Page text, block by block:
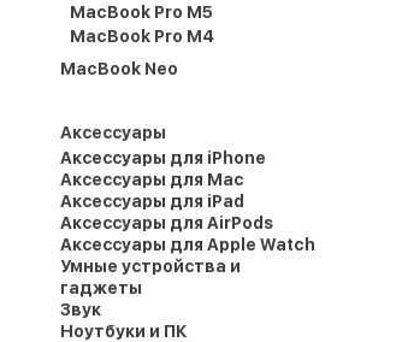
MacBook Pro M5
MacBook Pro M4
MacBook Neo
Аксессуары
Аксессуары для iPhone
Аксессуары для Mac
Аксессуары для iPad
Аксессуары для AirPods
Аксессуары для Apple Watch
Умные устройства и
гаджеты
Звук
Ноутбуки и ПК